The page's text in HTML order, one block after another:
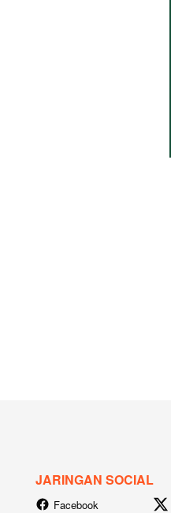
JARINGAN SOCIAL
Facebook